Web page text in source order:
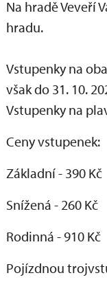
Na hradě Veveří
hradu.
Vstupenky na
však do 31. 10.
Vstupenky na
Ceny vstupenek:
Základní - 390 Kč
Snížená - 260 Kč
Rodinná - 910 Kč
Pojízdnou